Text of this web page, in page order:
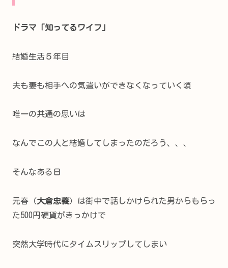
ドラマ「知ってるワイフ」
結婚生活５年目
夫も妻も相手への気遣いができなくなっていく頃
唯一の共通の思いは
なんでこの人と結婚してしまったのだろう、、、
そんなある日
元春（大倉忠義）は街中で話しかけられた男からもらっ
た500円硬貨がきっかけで
突然大学時代にタイムスリップしてしまい